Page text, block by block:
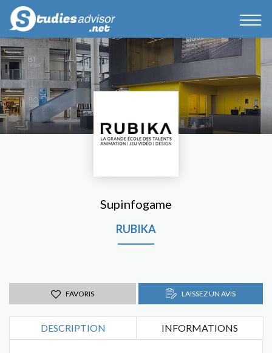
Supinfogame
RUBIKA
FAVORIS LAISSEZ UN AVIS
DESCRIPTION INFORMATIONS